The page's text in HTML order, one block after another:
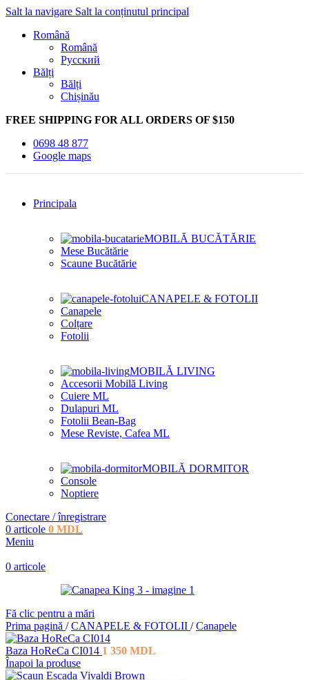
Salt la navigare Salt la conținutul principal
Română
Română
Русский
Bălți
Bălți
Chișinău
FREE SHIPPING FOR ALL ORDERS OF $150
0698 48 877
Google maps
Principala
MOBILĂ BUCĂTĂRIE
Mese Bucătărie
Scaune Bucătărie
CANAPELE & FOTOLII
Canapele
Colțare
Fotolii
MOBILĂ LIVING
Accesorii Mobilă Living
Cuiere ML
Dulapuri ML
Fotolii Bean-Bag
Mese Reviste, Cafea ML
MOBILĂ DORMITOR
Console
Noptiere
Conectare / înregistrare
0 articole 0 MDL
Meniu
0 articole
Fă clic pentru a mări
Prima pagină / CANAPELE & FOTOLII / Canapele
Baza HoReCa CI014 1 350 MDL
Înapoi la produse